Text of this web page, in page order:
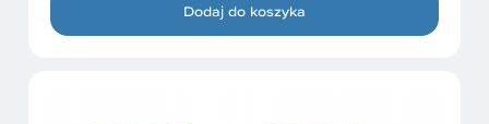
Dodaj do koszyka